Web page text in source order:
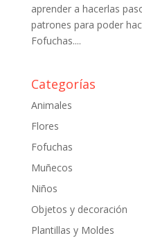
aprender a hacerlas
patrones para poder
Fofuchas....
Categorías
Animales
Flores
Fofuchas
Muñecos
Niños
Objetos y decoración
Plantillas y Moldes